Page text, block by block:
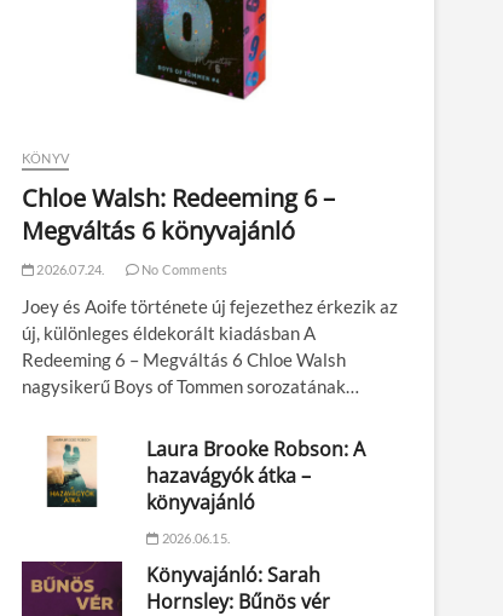
KÖNYV
Chloe Walsh: Redeeming 6 –
Megváltás 6 könyvajánló
2026.07.24. No Comments
Joey és Aoife története új fejezethez érkezik az
új, különleges éldekorált kiadásban A
Redeeming 6 – Megváltás 6 Chloe Walsh
nagysikerű Boys of Tommen sorozatának…
Laura Brooke Robson: A
hazavágyók átka –
könyvajánló
2026.06.15.
Könyvajánló: Sarah
Hornsley: Bűnös vér